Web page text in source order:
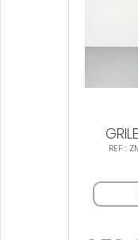
REF :